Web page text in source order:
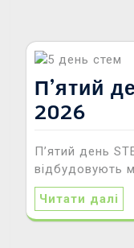
П’ятий
2026
П’ятий день
відбудовують
Читати далі